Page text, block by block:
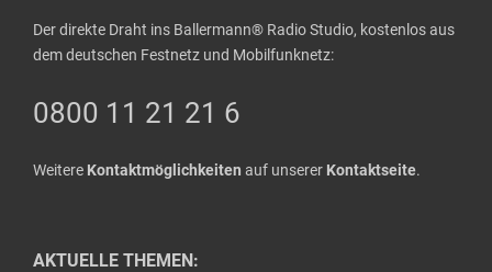
Der direkte Draht ins Ballermann® Radio Studio, kostenlos aus
dem deutschen Festnetz und Mobilfunknetz:
0800 11 21 21 6
Weitere Kontaktmöglichkeiten auf unserer Kontaktseite.
AKTUELLE THEMEN: